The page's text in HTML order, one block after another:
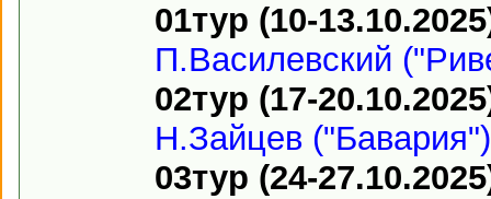
01тур (10-
П.Василевский
02тур (17-
Н.Зайцев ("Бавария")
03тур (24-